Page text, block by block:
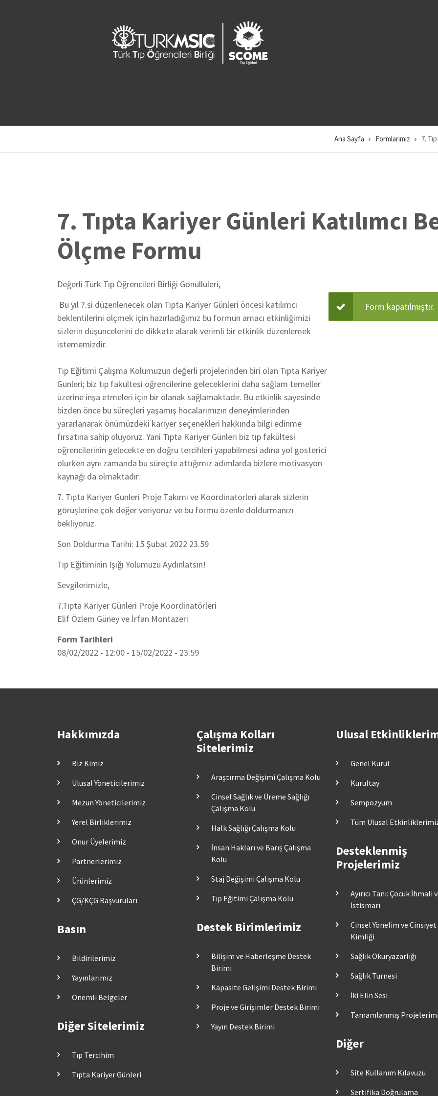
Sayfa
Ana Sayfa Formlarımız 7.
7. Tıpta Kariyer Günleri Katılımcı
Ölçme Formu
Değerli Türk Tıp Öğrencileri Birliği Gönüllüleri,
Bu yıl 7.si düzenlenecek olan Tıpta Kariyer Günleri öncesi katılımcı
beklentilerini ölçmek için hazırladığımız bu formun amacı etkinliğimizi
sizlerin düşüncelerini de dikkate alarak verimli bir etkinlik düzenlemek
istememizdir.
Tıp Eğitimi Çalışma Kolumuzun değerli projelerinden biri olan Tıpta Kariyer
Günleri; biz tıp fakültesi öğrencilerine geleceklerini daha sağlam temeller
üzerine inşa etmeleri için bir olanak sağlamaktadır. Bu etkinlik sayesinde
bizden önce bu süreçleri yaşamış hocalarımızın deneyimlerinden
yararlanarak önümüzdeki kariyer seçenekleri hakkında bilgi edinme
fırsatına sahip oluyoruz. Yani Tıpta Kariyer Günleri biz tıp fakültesi
öğrencilerinin gelecekte en doğru tercihleri yapabilmesi adına yol gösterici
olurken aynı zamanda bu süreçte attığımız adımlarda bizlere motivasyon
kaynağı da olmaktadır.
7. Tıpta Kariyer Günleri Proje Takımı ve Koordinatörleri alarak sizlerin
görüşlerine çok değer veriyoruz ve bu formu özenle doldurmanızı
bekliyoruz.
Son Doldurma Tarihi: 15 Şubat 2022 23.59
Tıp Eğitiminin Işığı Yolumuzu Aydınlatsın!
Sevgilerimizle,
7.Tıpta Kariyer Günleri Proje Koordinatörleri
Elif Özlem Güney ve İrfan Montazeri
Form Tarihleri
08/02/2022 - 12:00 - 15/02/2022 - 23:59
Form kapatılmıştır.
Hakkımızda
Biz Kimiz
Ulusal Yöneticilerimiz
Mezun Yöneticilerimiz
Yerel Birliklerimiz
Onur Üyelerimiz
Partnerlerimiz
Ürünlerimiz
ÇG/KÇG Başvuruları
Basın
Bildirilerimiz
Yayınlarımız
Önemli Belgeler
Diğer Sitelerimiz
Tıp Tercihim
Tıpta Kariyer Günleri
Çalışma Kolları
Sitelerimiz
Araştırma Değişimi Çalışma Kolu
Cinsel Sağlık ve Üreme Sağlığı
Çalışma Kolu
Halk Sağlığı Çalışma Kolu
İnsan Hakları ve Barış Çalışma
Kolu
Staj Değişimi Çalışma Kolu
Tıp Eğitimi Çalışma Kolu
Destek Birimlerimiz
Bilişim ve Haberleşme Destek
Birimi
Kapasite Gelişimi Destek Birimi
Proje ve Girişimler Destek Birimi
Yayın Destek Birimi
Ulusal
Genel Kurul
Kurultay
Sempozyum
Tüm Ulusal
Desteklenmiş
Projelerimiz
Ayırıcı Tanı: Çocuk İhmali
İstismarı
Cinsel Yönelim ve Cinsiyet
Kimliği
Sağlık Okuryazarlığı
Sağlık Turnesi
İki Elin Sesi
Tamamlanmış
Diğer
Site Kullanım Kılavuzu
Sertifika Doğrulama